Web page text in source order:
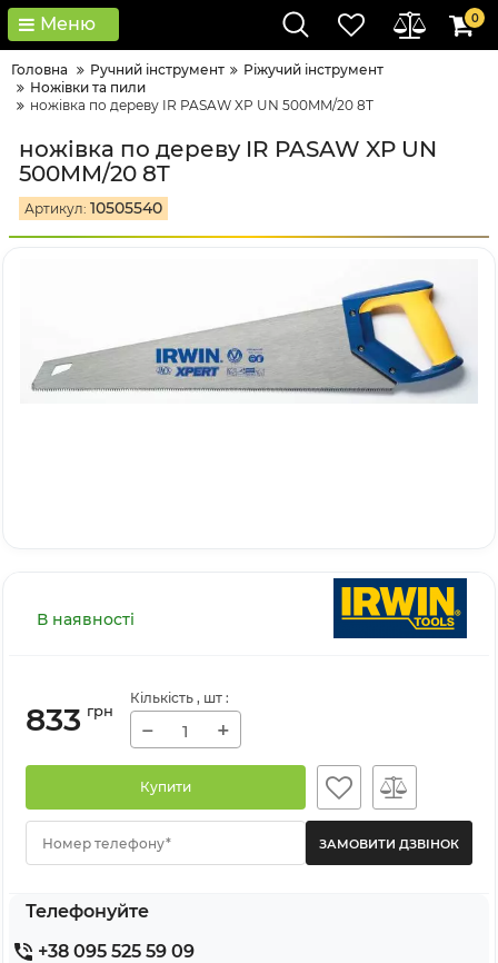
Меню 0
Головна Ручний інструмент
Ріжучий інструмент
Ножівки та пили
ножівка по дереву IR PASAW XP UN 500MM/20 8T
ножівка по дереву IR PASAW XP UN
500MM/20 8T
Артикул: 10505540
В наявності
833 грн
Кількість , шт :
− +
Купити
Номер телефону*
Телефонуйте
+38 095 525 59 09